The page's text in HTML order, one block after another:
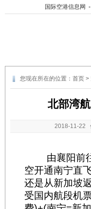
国际空港信息网 -
您现在所在的位置： 首页 >
北部湾
2018-11-22
由襄阳前往
空开通南宁直
还是从新加坡
受国内航段机